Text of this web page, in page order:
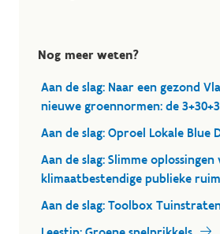
Nog meer weten?
Aan de slag: Naar een gezond
nieuwe groennormen: de
Aan de slag: Oproel Lokale Blue
Aan de slag: Slimme
klimaatbestendige publieke
Aan de slag: Toolbox